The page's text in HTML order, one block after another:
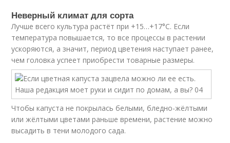
Неверный климат для сорта
Лучше всего культура растёт при +15…+17°С. Если
температура повышается, то все процессы в растении
ускоряются, а значит, период цветения наступает ранее,
чем головка успеет приобрести товарные размеры.
Чтобы капуста не покрылась белыми, бледно-жёлтыми
или жёлтыми цветами раньше времени, растение можно
высадить в тени молодого сада.